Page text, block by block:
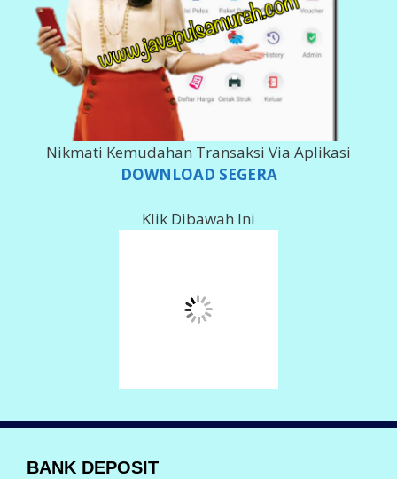
Nikmati Kemudahan Transaksi Via Aplikasi
DOWNLOAD SEGERA
Klik Dibawah Ini
BANK DEPOSIT